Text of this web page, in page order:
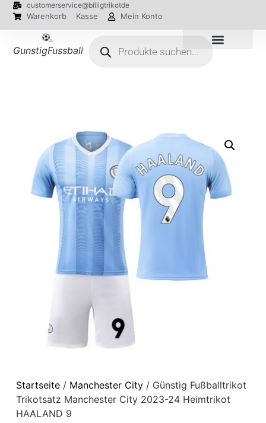
customerservice@billigtrikotde
Warenkorb Kasse Mein Konto
GunstigFussballTrikot
Startseite/ Manchester City/ Günstig Fußballtrikot
Trikotsatz Manchester City 2023-24 Heimtrikot
HAALAND 9